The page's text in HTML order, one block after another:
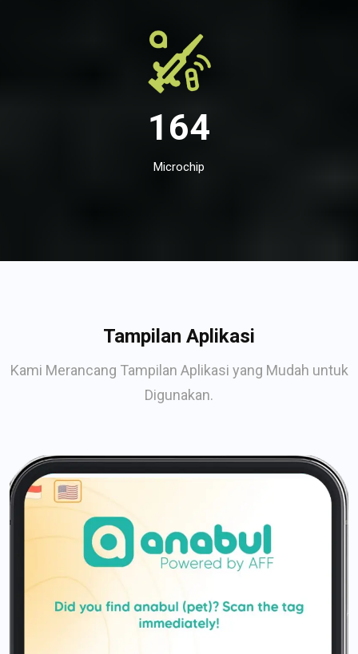
164
Microchip
Tampilan Aplikasi
Kami Merancang Tampilan Aplikasi yang Mudah untuk
Digunakan.